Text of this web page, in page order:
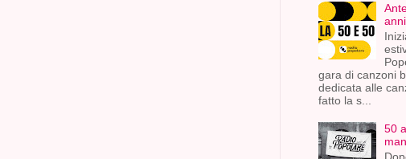
gara di canzoni
dedicata alle
fatto la s...
50